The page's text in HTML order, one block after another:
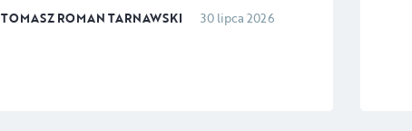
TOMASZ ROMAN TARNAWSKI 30 lipca 2026